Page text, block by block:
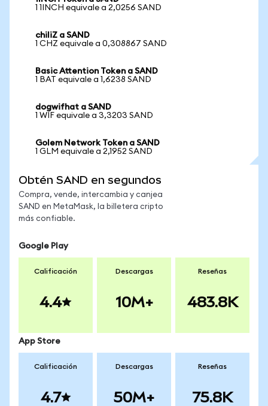
1 1INCH equivale a 2,0256 SAND
chiliZ a SAND
1 CHZ equivale a 0,308867 SAND
Basic Attention Token a SAND
1 BAT equivale a 1,6238 SAND
dogwifhat a SAND
1 WIF equivale a 3,3203 SAND
Golem Network Token a SAND
1 GLM equivale a 2,1952 SAND
Obtén SAND en segundos
Compra, vende, intercambia y canjea
SAND en MetaMask, la billetera cripto
más confiable.
Google Play
Calificación
4.4
Descargas
10M+
Reseñas
483.8K
App Store
Calificación
4.7
Descargas
50M+
Reseñas
75.8K